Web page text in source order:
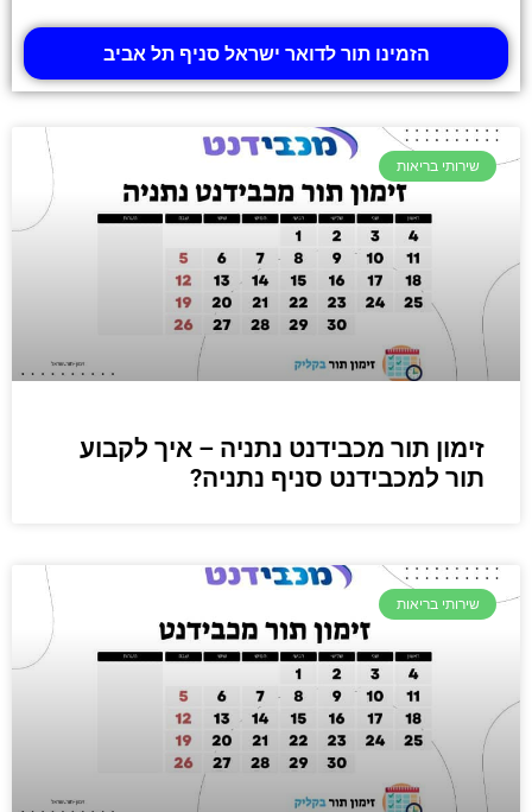
הזמינו תור לדואר ישראל סניף תל אביב
שירותי בריאות
זימון תור מכבידנט נתניה – איך לקבוע
תור למכבידנט סניף נתניה?
שירותי בריאות